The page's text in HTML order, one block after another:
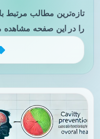
تازه‌ترین مطالب مرتبط
را در این صفحه مشاهده